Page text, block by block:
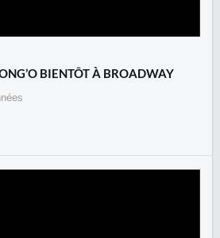
BIENTÔT À BROADWAY